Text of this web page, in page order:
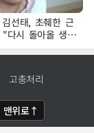
선태, 초췌한 근
다시 돌아올 생
고충처리
맨위로↑